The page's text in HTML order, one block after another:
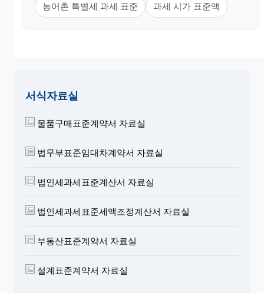
농어촌 특별세 과세 표준 과세 시가 표준액
서식자료실
물품구매표준계약서 자료실
법무부표준임대차계약서 자료실
법인세과세표준계산서 자료실
법인세과세표준세액조정계산서 자료실
부동산표준계약서 자료실
설계표준계약서 자료실